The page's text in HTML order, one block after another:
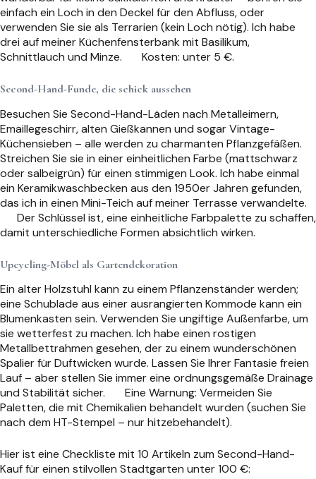
einfach ein Loch in den Deckel für den Abfluss, oder
verwenden Sie sie als Terrarien (kein Loch nötig). Ich habe
drei auf meiner Küchenfensterbank mit Basilikum,
Schnittlauch und Minze.
Kosten: unter 5 €.
Second-Hand-Funde, die schick aussehen
Besuchen Sie Second-Hand-Läden nach Metalleimern,
Emaillegeschirr, alten Gießkannen und sogar Vintage-
Küchensieben – alle werden zu charmanten Pflanzgefäßen.
Streichen Sie sie in einer einheitlichen Farbe (mattschwarz
oder salbeigrün) für einen stimmigen Look. Ich habe einmal
ein Keramikwaschbecken aus den 1950er Jahren gefunden,
das ich in einen Mini-Teich auf meiner Terrasse verwandelte.
Der Schlüssel ist, eine einheitliche Farbpalette zu schaffen,
damit unterschiedliche Formen absichtlich wirken.
Upcycling-Möbel als Gartendekoration
Ein alter Holzstuhl kann zu einem Pflanzenständer werden;
eine Schublade aus einer ausrangierten Kommode kann ein
Blumenkasten sein. Verwenden Sie ungiftige Außenfarbe, um
sie wetterfest zu machen. Ich habe einen rostigen
Metallbettrahmen gesehen, der zu einem wunderschönen
Spalier für Duftwicken wurde. Lassen Sie Ihrer Fantasie freien
Lauf – aber stellen Sie immer eine ordnungsgemäße Drainage
und Stabilität sicher.
Eine Warnung: Vermeiden Sie
Paletten, die mit Chemikalien behandelt wurden (suchen Sie
nach dem HT-Stempel – nur hitzebehandelt).
Hier ist eine Checkliste mit 10 Artikeln zum Second-Hand-
Kauf für einen stilvollen Stadtgarten unter 100 €: